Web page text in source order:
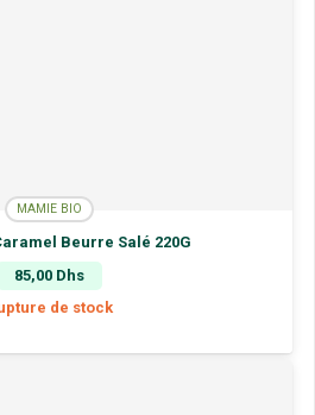
MAMIE BIO
Beurre Salé 220G
85,00 Dhs
de stock